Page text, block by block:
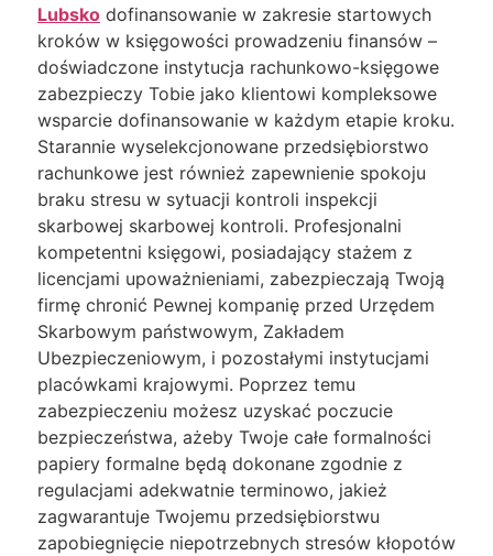
Lubsko dofinansowanie w zakresie startowych
kroków w księgowości prowadzeniu finansów –
doświadczone instytucja rachunkowo-księgowe
zabezpieczy Tobie jako klientowi kompleksowe
wsparcie dofinansowanie w każdym etapie kroku.
Starannie wyselekcjonowane przedsiębiorstwo
rachunkowe jest również zapewnienie spokoju
braku stresu w sytuacji kontroli inspekcji
skarbowej skarbowej kontroli. Profesjonalni
kompetentni księgowi, posiadający stażem z
licencjami upoważnieniami, zabezpieczają Twoją
firmę chronić Pewnej kompanię przed Urzędem
Skarbowym państwowym, Zakładem
Ubezpieczeniowym, i pozostałymi instytucjami
placówkami krajowymi. Poprzez temu
zabezpieczeniu możesz uzyskać poczucie
bezpieczeństwa, ażeby Twoje całe formalności
papiery formalne będą dokonane zgodnie z
regulacjami adekwatnie terminowo, jakież
zagwarantuje Twojemu przedsiębiorstwu
zapobiegnięcie niepotrzebnych stresów kłopotów